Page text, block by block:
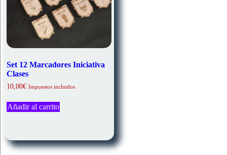
Set 12 Marcadores Iniciativa
Clases
10,00€ Impuestos incluidos
Añadir al carrito